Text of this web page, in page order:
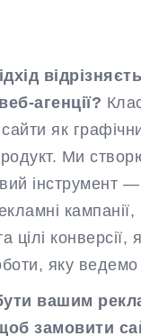
агенції?
як
Ми
інструмент
кампанії,
цілі конверсії,
яку
вашим
замовити